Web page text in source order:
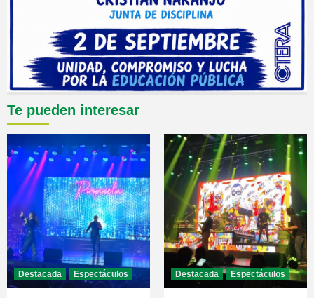
Te pueden interesar
Destacada Espectáculos Destacada Espectáculos